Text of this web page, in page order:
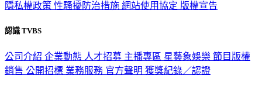
隱私權政策 性騷擾防治措施 網站使用協定 版權宣告
認識 TVBS
公司介紹 企業動態 人才招募 主播專區 星藝象娛樂 節目版權
銷售 公開招標 業務服務 官方聲明 獲獎紀錄／認證